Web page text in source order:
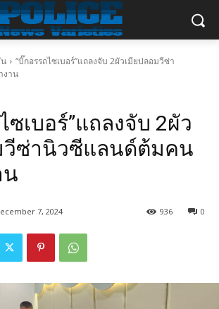
“บิ๊กอรรถไซเบอร์”แถลงจับ 2ผัวเมียปลอมวีซ่า
งาน
ซเบอร์”แถลงจับ 2ผัว
วีซ่านิวซีแลนด์ต้มคน
น
7, 2024 0
936